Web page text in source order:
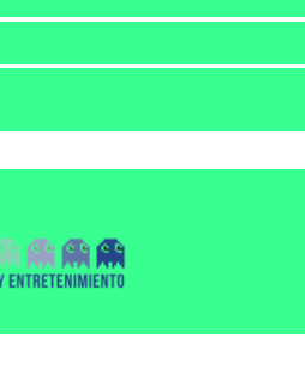
y entretenimiento